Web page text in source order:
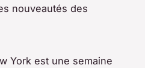
nouveautés des
York est une semaine